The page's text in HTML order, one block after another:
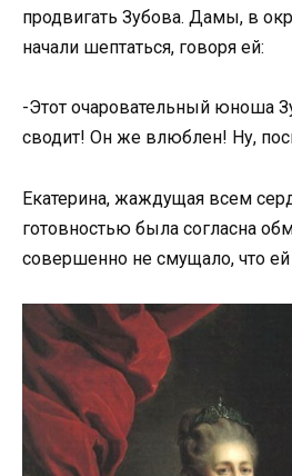
продвигать Зубова. Дамы, в
начали шептаться, говоря ей:
-Этот очаровательный юноша
сводит! Он же влюблен! Ну,
Екатерина, жаждущая всем
готовностью была согласна
совершенно не смущало, что ей